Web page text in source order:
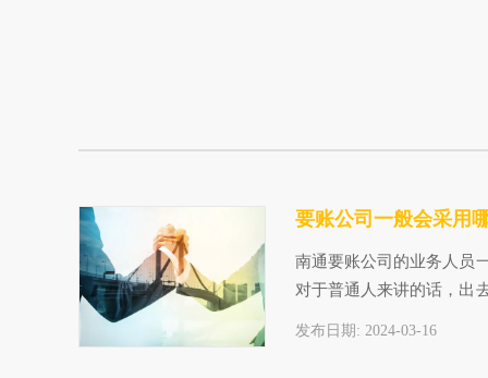
要账公司一般会采用
南通要账公司的业务人员
对于普通人来讲的话，出
发布日期: 2024-03-16